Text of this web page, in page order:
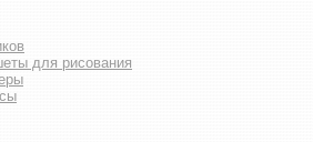
для рисования